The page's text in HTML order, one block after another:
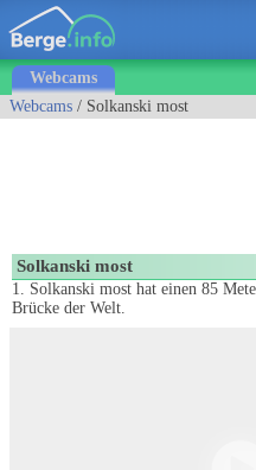
Webcams
Webcams / Solkanski most
Solkanski most
1. Solkanski most hat einen 85
Brücke der Welt.